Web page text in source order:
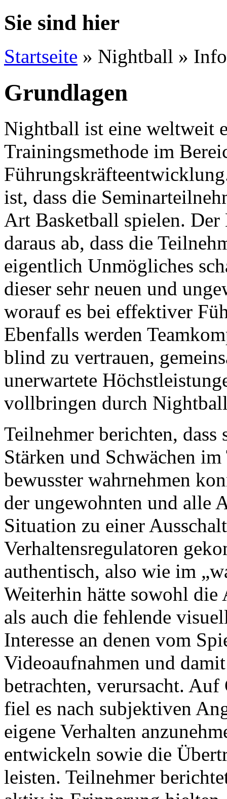
Sie sind hier
Startseite » Nightball »
Grundlagen
Nightball ist eine weltweit
Trainingsmethode im
ist, dass die
Art Basketball spielen.
daraus ab, dass die
eigentlich Unmögliches
dieser sehr neuen und
worauf es bei effektiver
Ebenfalls werden
blind zu vertrauen,
unerwartete
vollbringen durch
Teilnehmer berichten,
Stärken und Schwächen
bewusster wahrnehmen
der ungewohnten und alle
Situation zu einer
Verhaltensregulatoren
authentisch, also wie im
Weiterhin hätte sowohl die
als auch die fehlende
Interesse an denen vom
Videoaufnahmen und
betrachten, verursacht.
fiel es nach subjektiven
eigene Verhalten
entwickeln sowie die
leisten. Teilnehmer